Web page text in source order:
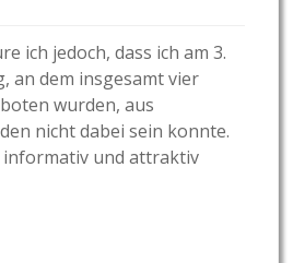
ich jedoch, dass ich am 3.
an dem insgesamt vier
wurden, aus
nicht dabei sein konnte.
und attraktiv